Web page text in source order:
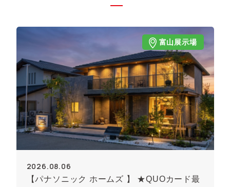
富山展示場
2026.08.06
【パナソニック ホームズ 】 ★QUOカード最